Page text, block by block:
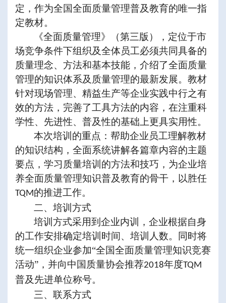
定，作为全国全面质量管理普及教育的唯一指
定教材。
《全面质量管理》
（第三版），定位于市
场竞争条件下组织及全体员工必须共同具备的
质量理念、方法和基本技能，介绍了全面质量
管理的知识体系及质量管理的最新发展。教材
针对现场管理、精益生产等企业实践中行之有
效的方法，完善了工具方法的内容，在注重科
学性、先进性、普及性的基础上更具实用性。
本次培训的重点：帮助企业员工理解教材
的知识结构，全面系统讲解各篇章内容的主题
要点，学习质量培训的方法和技巧，为企业培
养全面质量管理知识普及教育的骨干，以胜任
TQM的推进工作。
二、培训方式
培训方式采用到企业内训，企业根据自身
的工作安排确定培训时间、培训人数。同时将
统一组织企业参加“全国全面质量管理知识竞赛
活动”，并向中国质量协会推荐2018年度TQM
普及先进单位称号。
三、联系方式